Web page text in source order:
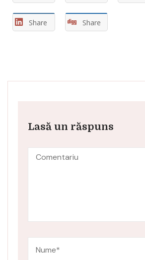
Share Share
Lasă un răspuns